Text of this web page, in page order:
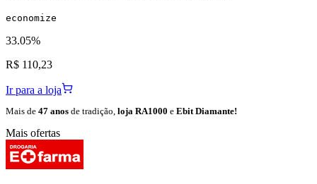
economize
33.05%
R$ 110,23
Ir para a loja
Mais de 47 anos de tradição, loja RA1000 e Ebit Diamante!
Mais ofertas